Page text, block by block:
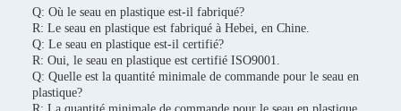
Q: Où le seau en plastique est-il fabriqué?
R: Le seau en plastique est fabriqué à Hebei, en Chine.
Q: Le seau en plastique est-il certifié?
R: Oui, le seau en plastique est certifié ISO9001.
Q: Quelle est la quantité minimale de commande pour le seau en
plastique?